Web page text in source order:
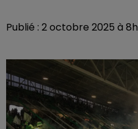
Publié : 2 octobre 2025 à